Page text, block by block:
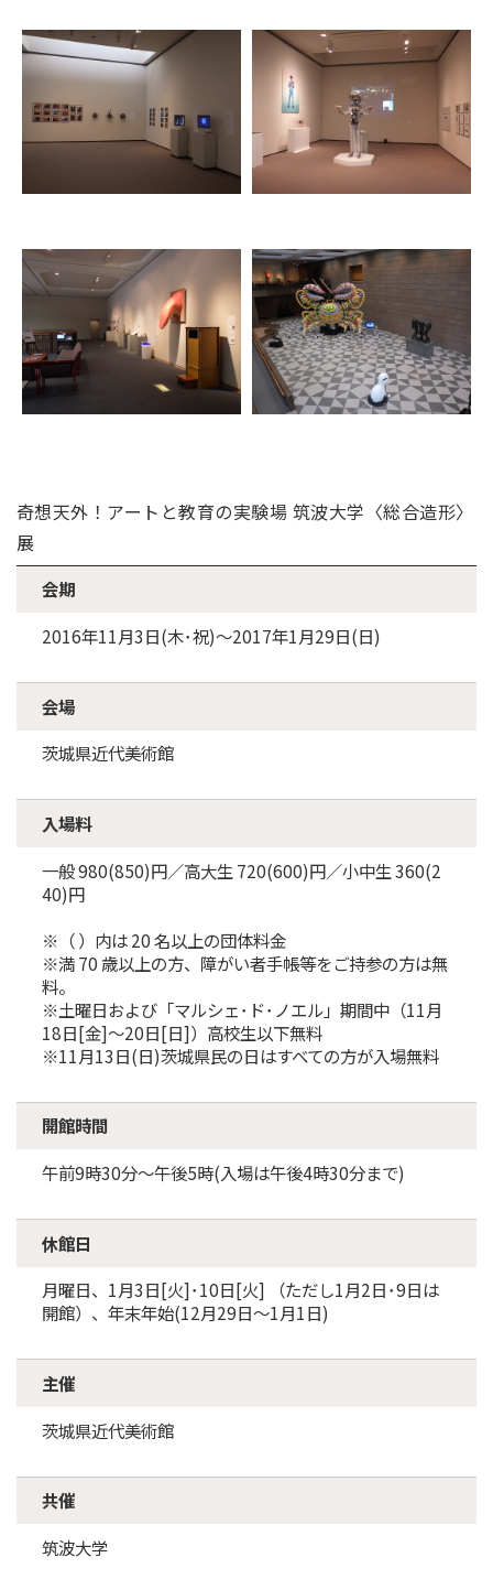
奇想天外！アートと教育の実験場 筑波大学〈総合造形〉
展
会期
2016年11月3日(木･祝)～2017年1月29日(日)
会場
茨城県近代美術館
入場料
一般 980(850)円／高大生 720(600)円／小中生 360(2
40)円
※（ ）内は 20 名以上の団体料金
※満 70 歳以上の方、障がい者手帳等をご持参の方は無
料。
※土曜日および「マルシェ･ド･ノエル」期間中（11月
18日[金]～20日[日]）高校生以下無料
※11月13日(日)茨城県民の日はすべての方が入場無料
開館時間
午前9時30分～午後5時(入場は午後4時30分まで)
休館日
月曜日、1月3日[火]･10日[火] （ただし1月2日･9日は
開館）、年末年始(12月29日～1月1日)
主催
茨城県近代美術館
共催
筑波大学